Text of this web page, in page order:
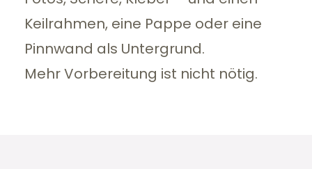
Keilrahmen, eine Pappe oder eine
Pinnwand als Untergrund.
Mehr Vorbereitung ist nicht nötig.